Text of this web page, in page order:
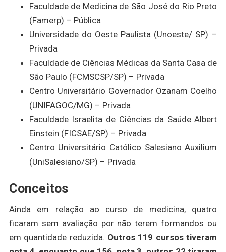
Faculdade de Medicina de São José do Rio Preto
(Famerp) – Pública
Universidade do Oeste Paulista (Unoeste/ SP) –
Privada
Faculdade de Ciências Médicas da Santa Casa de
São Paulo (FCMSCSP/SP) – Privada
Centro Universitário Governador Ozanam Coelho
(UNIFAGOC/MG) – Privada
Faculdade Israelita de Ciências da Saúde Albert
Einstein (FICSAE/SP) – Privada
Centro Universitário Católico Salesiano Auxilium
(UniSalesiano/SP) – Privada
Conceitos
Ainda em relação ao curso de medicina, quatro
ficaram sem avaliação por não terem formandos ou
em quantidade reduzida. Outros 119 cursos tiveram